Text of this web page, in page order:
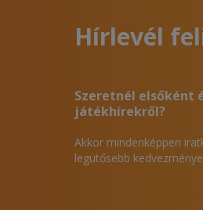
Hírlevél
Szeretnél elsőként
játékhírekről?
Akkor mindenképpen
legütősebb